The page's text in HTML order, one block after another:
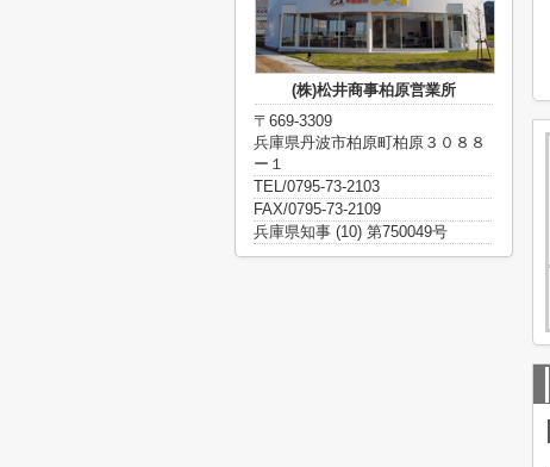
(株)松井商事柏原営業所
〒669-3309
兵庫県丹波市柏原町柏原３０８８
ー１
TEL/0795-73-2103
FAX/0795-73-2109
兵庫県知事 (10) 第750049号